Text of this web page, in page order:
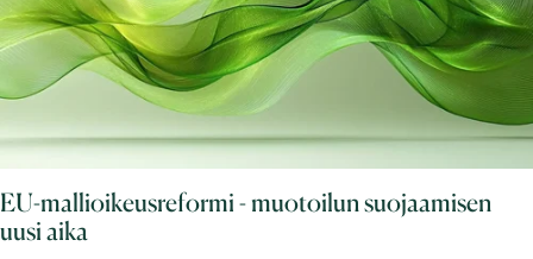
EU-mallioikeusreformi - muotoilun suojaamisen
uusi aika